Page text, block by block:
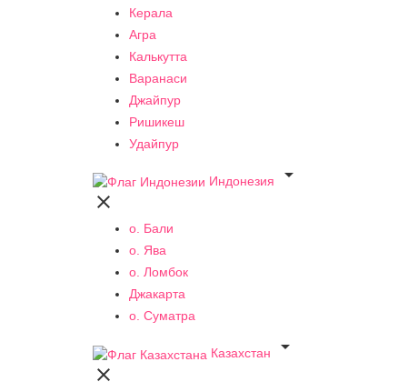
Керала
Агра
Калькутта
Варанаси
Джайпур
Ришикеш
Удайпур
Индонезия


о. Бали
о. Ява
о. Ломбок
Джакарта
о. Суматра
Казахстан

